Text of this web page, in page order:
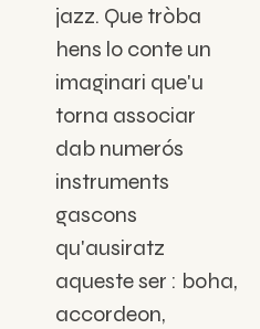
jazz. Que tròba
hens lo conte un
imaginari que'u
torna associar
dab numerós
instruments
gascons
qu'ausiratz
aqueste ser : boha,
accordeon,